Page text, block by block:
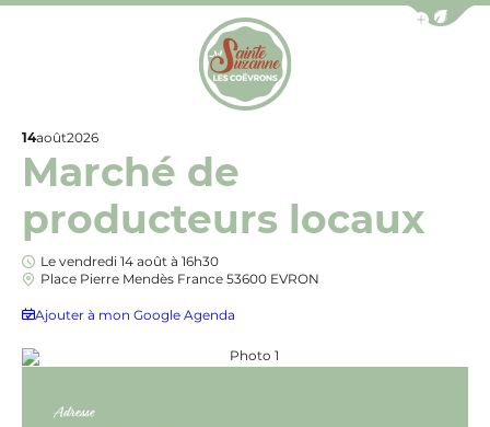
Afficher la
14août2026
Marché de
producteurs locaux
Le vendredi 14 août à 16h30
Place Pierre Mendès France 53600 EVRON
Ajouter à mon Google Agenda
Photo 1, © Fabien Chéré
Adresse